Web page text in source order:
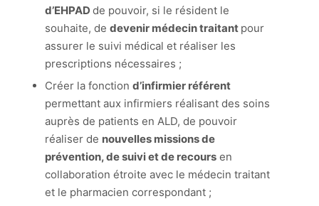
d’EHPAD de pouvoir, si le résident le
souhaite, de devenir médecin traitant pour
assurer le suivi médical et réaliser les
prescriptions nécessaires ;
Créer la fonction d’infirmier référent
permettant aux infirmiers réalisant des soins
auprès de patients en ALD, de pouvoir
réaliser de nouvelles missions de
prévention, de suivi et de recoursen
collaboration étroite avec le médecin traitant
et le pharmacien correspondant ;